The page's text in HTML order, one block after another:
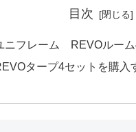
目次
ニフレーム REVOルーム
タープ4セットを購入